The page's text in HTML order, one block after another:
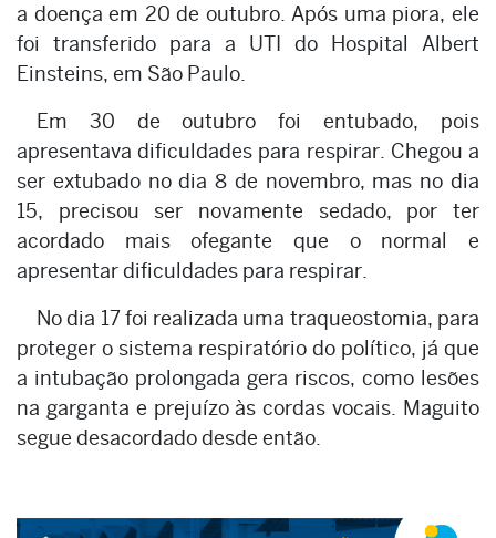
a doença em 20 de outubro. Após uma piora, ele
foi transferido para a UTI do Hospital Albert
Einsteins, em São Paulo.
Em 30 de outubro foi entubado, pois
apresentava dificuldades para respirar. Chegou a
ser extubado no dia 8 de novembro, mas no dia
15, precisou ser novamente sedado, por ter
acordado mais ofegante que o normal e
apresentar dificuldades para respirar.
No dia 17 foi realizada uma traqueostomia, para
proteger o sistema respiratório do político, já que
a intubação prolongada gera riscos, como lesões
na garganta e prejuízo às cordas vocais. Maguito
segue desacordado desde então.